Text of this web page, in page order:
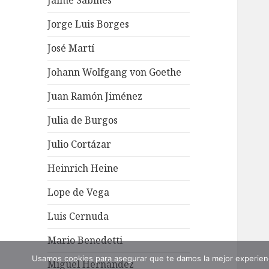
Jorge Luis Borges
José Martí
Johann Wolfgang von Goethe
Juan Ramón Jiménez
Julia de Burgos
Julio Cortázar
Heinrich Heine
Lope de Vega
Luis Cernuda
Mario Benedetti
Miguel Hernández
Usamos cookies para asegurar que te damos la mejor